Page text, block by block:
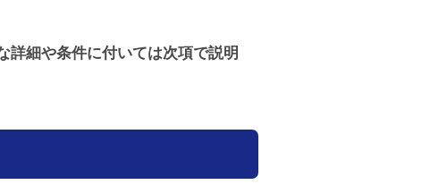
詳細や条件に付いては次項で説明